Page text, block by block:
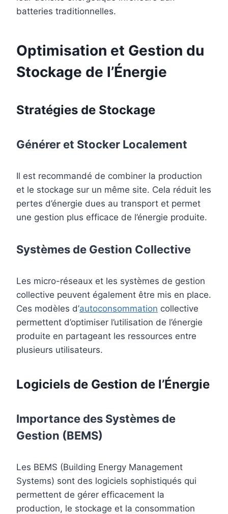
batteries traditionnelles.
Optimisation et Gestion du
Stockage de l’Énergie
Stratégies de Stockage
Générer et Stocker Localement
Il est recommandé de combiner la production
et le stockage sur un même site. Cela réduit les
pertes d’énergie dues au transport et permet
une gestion plus efficace de l’énergie produite.
Systèmes de Gestion Collective
Les micro-réseaux et les systèmes de gestion
collective peuvent également être mis en place.
Ces modèles d’autoconsommation collective
permettent d’optimiser l’utilisation de l’énergie
produite en partageant les ressources entre
plusieurs utilisateurs.
Logiciels de Gestion de l’Énergie
Importance des Systèmes de
Gestion (BEMS)
Les BEMS (Building Energy Management
Systems) sont des logiciels sophistiqués qui
permettent de gérer efficacement la
production, le stockage et la consommation